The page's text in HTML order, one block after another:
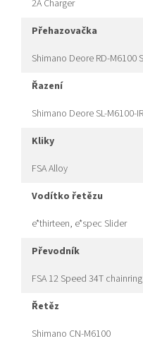
2A Charger
přehazovačka
Shimano Deore RD-M6100
řazení
Shimano Deore SL-M6100-
kliky
FSA Alloy
vodítko řetězu
e*thirteen, e*spec Slider
převodník
FSA 12 Speed 34T chainring
řetěz
Shimano CN-M6100